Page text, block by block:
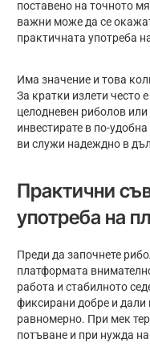
поставено на точното
важни може да се
практичната употреба
Има значение и това
За кратки излети често
целодневен риболов
инвестирате в по-
ви служи надеждно в
Практични
употреба на
Преди да започнете
платформата
работа и стабилното
фиксирани добре и дали
равномерно. При мек
потъване и при нужда